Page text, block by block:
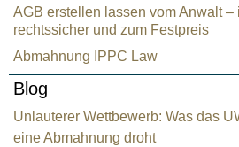
AGB erstellen lassen vom Anwalt –
rechtssicher und zum Festpreis
Abmahnung IPPC Law
Blog
Unlauterer Wettbewerb: Was das
eine Abmahnung droht